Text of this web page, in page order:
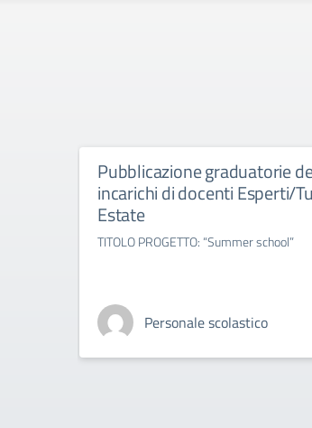
Pubblicazione graduatorie
incarichi di docenti Esperti/
Estate
TITOLO PROGETTO: “Summer school”
Personale scolastico